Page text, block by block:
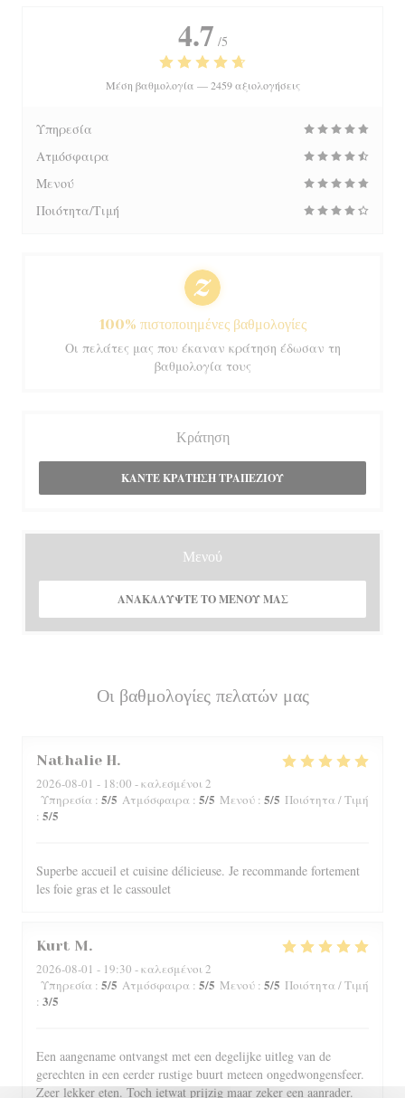
Οι βαθμολογίες πελατών μας
Nathalie H
2026-08-01 - 18:00 - καλεσμένοι 2
Υπηρεσία : 5/5 Ατμόσφαιρα : 5/5 Μενού : 5/5 Ποιότητα / Τιμή
: 5/5
Superbe accueil et cuisine délicieuse. Je recommande fortement
les foie gras et le cassoulet
Kurt M
2026-08-01 - 19:30 - καλεσμένοι 2
Υπηρεσία : 5/5 Ατμόσφαιρα : 5/5 Μενού : 5/5 Ποιότητα / Τιμή
: 3/5
Een aangename ontvangst met een degelijke uitleg van de
gerechten in een eerder rustige buurt meteen ongedwongensfeer.
Zeer lekker eten. Toch ietwat prijzig maar zeker een aanrader.
4.7 /5
Μέση βαθμολογία —2459 αξιολογήσεις
Υπηρεσία
Ατμόσφαιρα
Μενού
Ποιότητα/Τιμή
100% πιστοποιημένες βαθμολογίες
Οι πελάτες μας που έκαναν κράτηση έδωσαν τη
βαθμολογία τους
Κράτηση
ΚΆΝΤΕ ΚΡΆΤΗΣΗ ΤΡΑΠΕΖΙΟΎ
Μενού
ΑΝΑΚΑΛΎΨΤΕ ΤΟ ΜΕΝΟΎ ΜΑΣ